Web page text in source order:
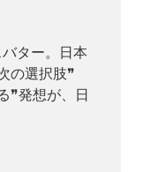
ター。日本
の選択肢❞
❞発想が、日